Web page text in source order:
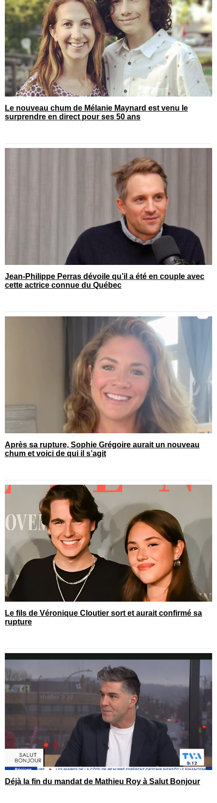
Le nouveau chum de Mélanie Maynard est venu le
surprendre en direct pour ses 50 ans
Jean-Philippe Perras dévoile qu’il a été en couple avec
cette actrice connue du Québec
Après sa rupture, Sophie Grégoire aurait un nouveau
chum et voici de qui il s’agit
Le fils de Véronique Cloutier sort et aurait confirmé sa
rupture
Déjà la fin du mandat de Mathieu Roy à Salut Bonjour